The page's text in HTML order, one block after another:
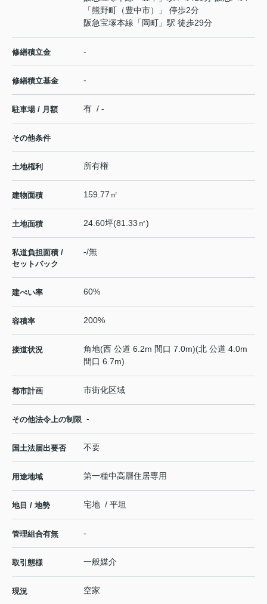
「熊野町（豊中市）」 停歩2分
阪急宝塚本線 「 岡町 」駅 徒歩29分
修繕積立金 -
修繕積立基金 -
駐車場 / 月額 有 / -
その他条件
土地権利 所有権
建物面積 159.77㎡
土地面積 24.60坪(81.33㎡)
私道負担面積 /
セットバック
-/無
建ぺい率 60%
容積率 200%
接道状況
角地(西 公道 6.2m 間口 7.0m)(北 公道 4.0m
間口 6.7m)
都市計画 市街化区域
その他法令上の制限 -
国土法届出要否 不要
用途地域 第一種中高層住居専用
地目 / 地勢 宅地 / 平坦
管理組合有無 -
取引態様 一般媒介
現況 空家